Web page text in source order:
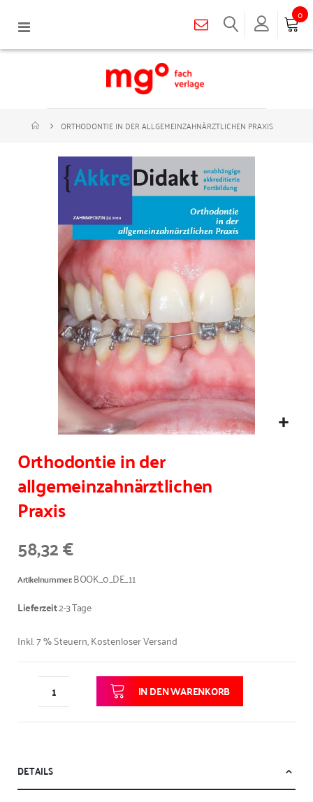
Navigation
0
ORTHODONTIE IN DER ALLGEMEINZAHNÄRZTLICHEN PRAXIS
Orthodontie in der
allgemeinzahnärztlichen
Praxis
58,32 €
Artikelnummer BOOK_0_DE_11
Lieferzeit2-3 Tage
Inkl. 7 % Steuern,Kostenloser Versand
IN DEN WARENKORB
DETAILS